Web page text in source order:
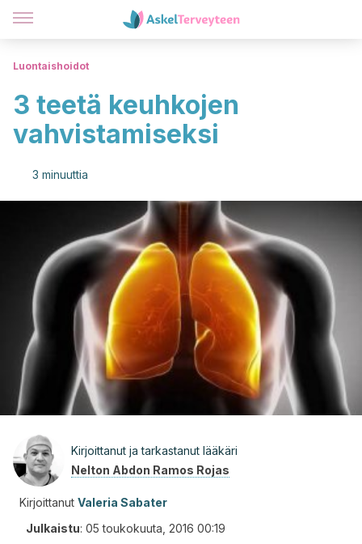
Luontaishoidot
3 teetä keuhkojen
vahvistamiseksi
3 minuuttia
Kirjoittanut ja tarkastanut lääkäri
Nelton Abdon Ramos Rojas
Kirjoittanut Valeria Sabater
Julkaistu: 05 toukokuuta, 2016 00:19